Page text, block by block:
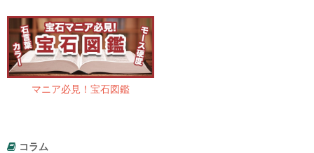
マニア必見！宝石図鑑
コラム